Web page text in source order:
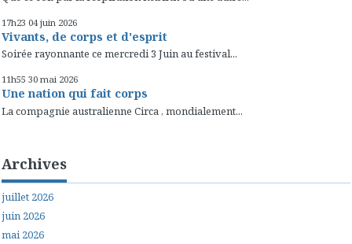
17h23 04 juin 2026
Vivants, de corps et d'esprit
Soirée rayonnante ce mercredi 3 Juin au festival...
11h55 30 mai 2026
Une nation qui fait corps
La compagnie australienne Circa , mondialement...
Archives
juillet 2026
juin 2026
mai 2026